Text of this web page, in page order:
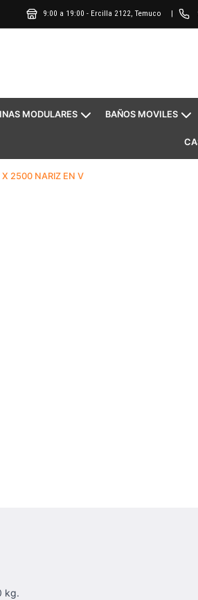
9:00 a 19:00 - Ercilla 2122, Temuco |
MODULARES BAÑOS MOVILES
X 2500 NARIZ EN V
kg.